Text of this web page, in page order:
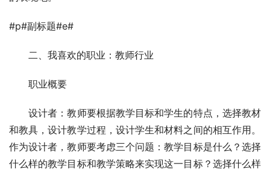
#p#副标题#e#
二、我喜欢的职业：教师行业
职业概要
设计者：教师要根据教学目标和学生的特点，选择教材
和教具，设计教学过程，设计学生和材料之间的相互作用。
作为设计者，教师要考虑三个问题：教学目标是什么？选择
什么样的教学目标和教学策略来实现这一目标？选择什么样